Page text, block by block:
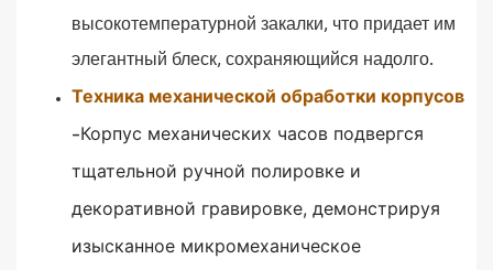
высокотемпературной закалки, что придает им
элегантный блеск, сохраняющийся надолго.
Техника механической обработки корпусов
-Корпус механических часов подвергся
тщательной ручной полировке и
декоративной гравировке, демонстрируя
изысканное микромеханическое